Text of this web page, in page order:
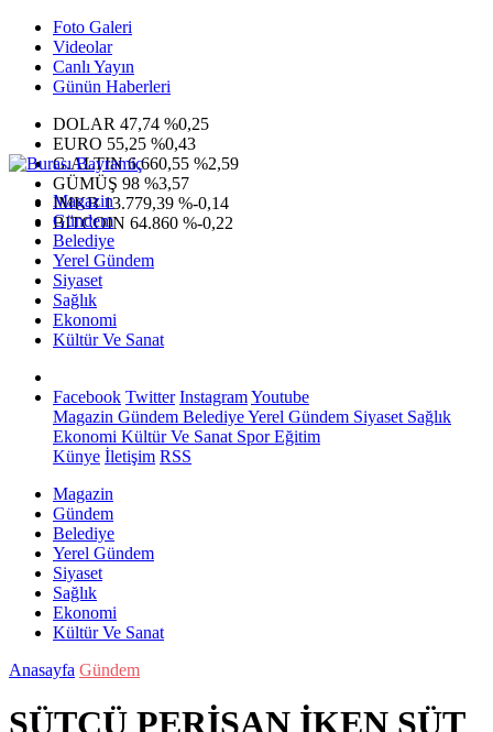
Foto Galeri
Videolar
Canlı Yayın
Günün Haberleri
DOLAR 47,74 %0,25
EURO 55,25 %0,43
G.ALTIN6.660,55 %2,59
GÜMÜŞ 98 %3,57
IMKB13.779,39 %-0,14
BITCOIN 64.860 %-0,22
Magazin
Gündem
Belediye
Yerel Gündem
Siyaset
Sağlık
Ekonomi
Kültür Ve Sanat
Facebook Twitter InstagramYoutube
Magazin Gündem BelediyeYerel Gündem Siyaset Sağlık
Ekonomi Kültür Ve Sanat SporEğitim
Künye İletişim RSS
Magazin
Gündem
Belediye
Yerel Gündem
Siyaset
Sağlık
Ekonomi
Kültür Ve Sanat
Anasayfa Gündem
SÜTÇÜ PERİŞAN İKEN SÜT